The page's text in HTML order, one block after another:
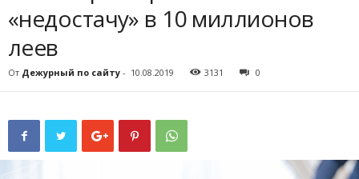
«недостачу» в 10 миллионов
леев
От Дежурный по сайту - 10.08.2019 3131 0